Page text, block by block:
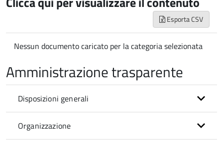
Esporta CSV
Nessun documento caricato per la categoria selezionata
Amministrazione trasparente
Disposizioni generali
Organizzazione